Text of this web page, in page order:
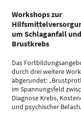
Workshops zur
um Schlaganfall und
Brustkrebs
Das
durch drei weitere
abgerundet:
im Spannungsfeld
Diagnose Krebs,
und psychischer